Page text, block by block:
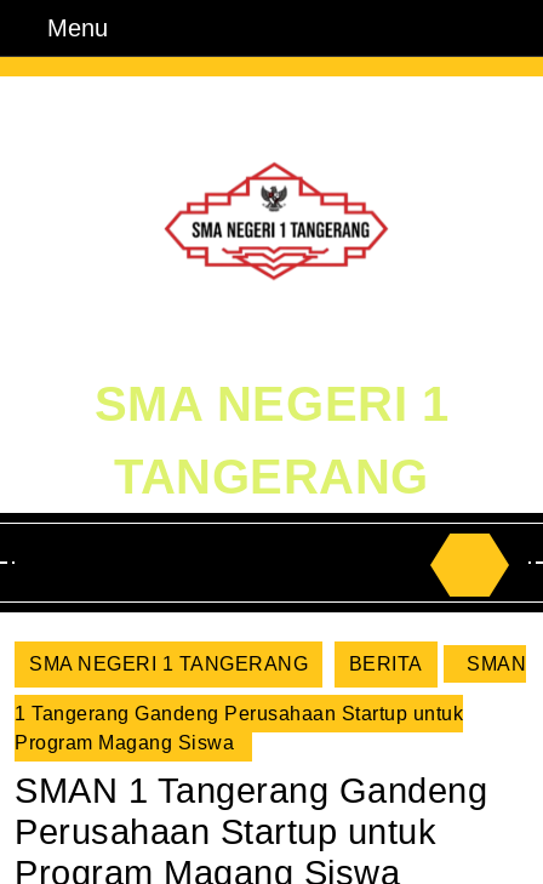
Menu
SMA NEGERI 1
TANGERANG
for:
SMA NEGERI 1 TANGERANG BERITA SMAN
1 Tangerang Gandeng Perusahaan Startup untuk
Program Magang Siswa
SMAN 1 Tangerang Gandeng
Perusahaan Startup untuk
Program Magang Siswa